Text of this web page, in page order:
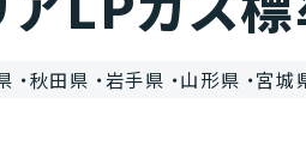
・秋田県 ・岩手県 ・山形県 ・宮城